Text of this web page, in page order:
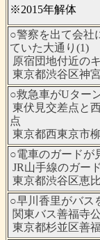
※2015年解体
○警察を出て会社
ていた大通り(1)
原宿団地付近の
東京都渋谷区神
○救急車がUター
東伏見交差点と
点
東京都西東京市
○電車のガードが
JR山手線のガー
東京都渋谷区恵
○早川香里がバス
関東バス善福寺
東京都杉並区善